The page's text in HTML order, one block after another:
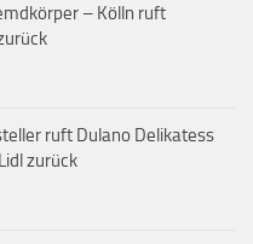
– Kölln ruft
ruft Dulano Delikatess
zurück